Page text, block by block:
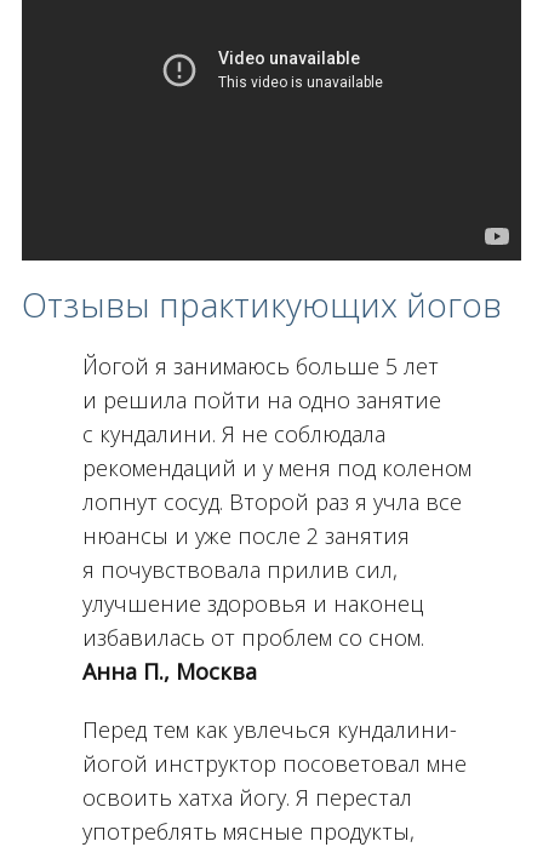
Отзывы практикующих йогов
Йогой я занимаюсь больше 5 лет
и решила пойти на одно занятие
с кундалини. Я не соблюдала
рекомендаций и у меня под коленом
лопнут сосуд. Второй раз я учла все
нюансы и уже после 2 занятия
я почувствовала прилив сил,
улучшение здоровья и наконец
избавилась от проблем со сном.
Анна П., Москва
Перед тем как увлечься кундалини-
йогой инструктор посоветовал мне
освоить хатха йогу. Я перестал
употреблять мясные продукты,